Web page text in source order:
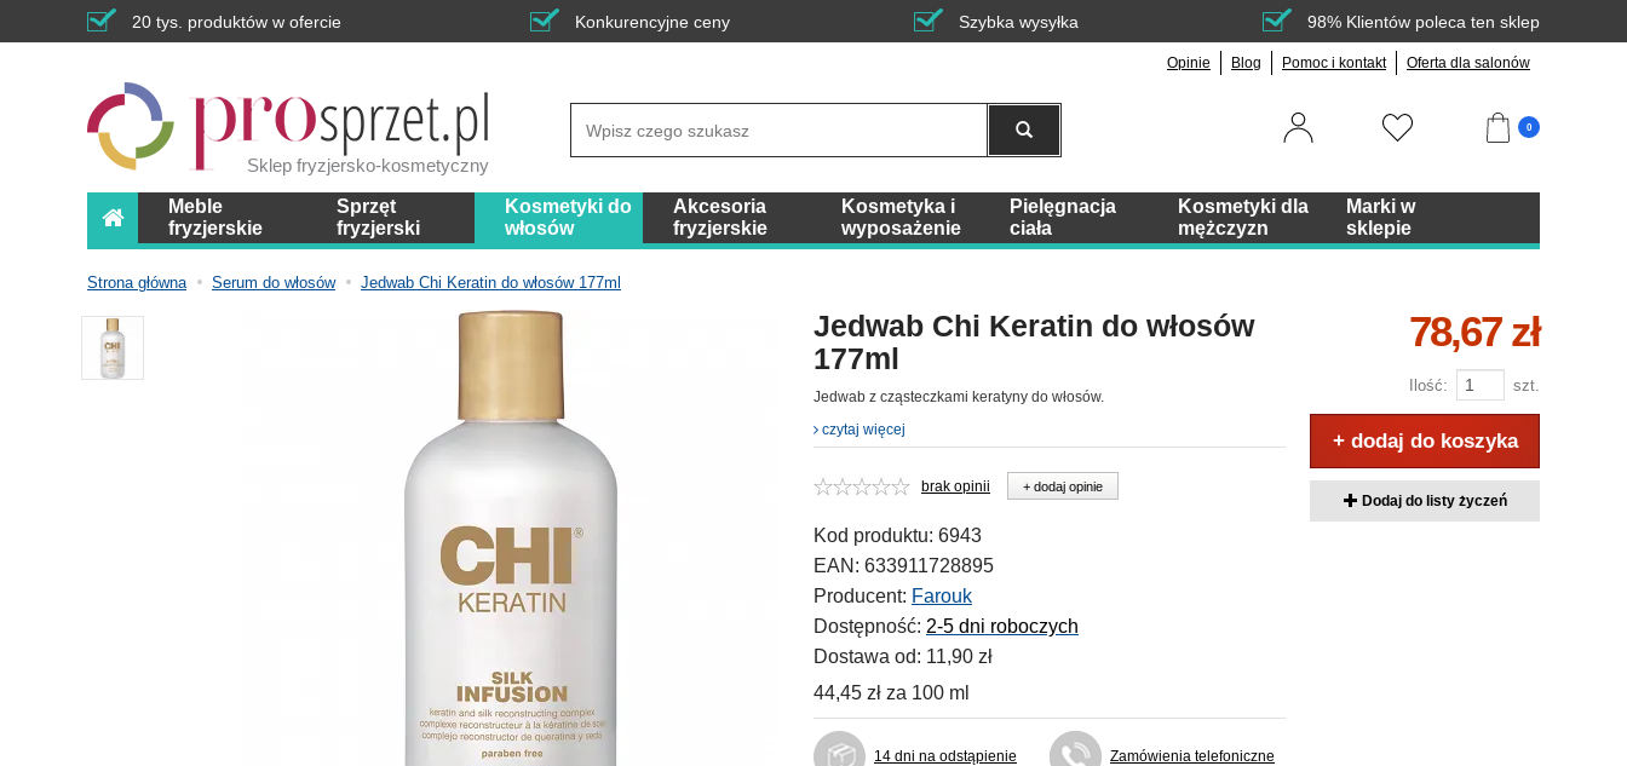
20 tys. produktów w ofercie Konkurencyjne ceny Szybka wysyłka 98% Klientów poleca ten sklep
Opinie Blog Pomoc i kontakt Oferta dla salonów
Sklep fryzjersko-kosmetyczny
0
Meble
fryzjerskie
Sprzęt
fryzjerski
Kosmetyki do
włosów
Akcesoria
fryzjerskie
Kosmetyka i
wyposażenie
Pielęgnacja
ciała
Kosmetyki dla
mężczyzn
Marki w
sklepie
Strona główna Serum do włosów Jedwab Chi Keratin do włosów 177ml
Jedwab Chi Keratin do włosów
177ml
Jedwab z cząsteczkami keratyny do włosów.
czytaj więcej
brak opinii + dodaj opinie
Kod produktu: 6943
EAN: 633911728895
Producent: Farouk
Dostępność: 2-5 dni roboczych
Dostawa od: 11,90 zł
44,45 zł za 100 ml
14 dni na odstąpienie Zamówienia telefoniczne
78,67 zł
Ilość: szt.
+ dodaj do koszyka
Dodaj do listy życzeń